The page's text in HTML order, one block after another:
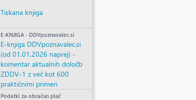
Tiskana knjiga
E-KNJIGA - DDVpoznavalec.si
E-knjiga DDVpoznavalec.si
(od 01.01.2026 naprej) -
komentar aktualnih določb
ZDDV-1 z več kot 600
praktičnimi primeri
Podatki za obračun plač